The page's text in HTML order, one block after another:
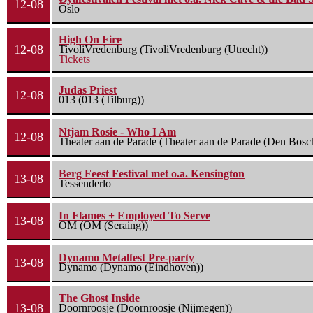
12-08
Oslo
12-08
High On Fire
TivoliVredenburg (TivoliVredenburg (Utrecht))
Tickets
12-08
Judas Priest
013 (013 (Tilburg))
12-08
Ntjam Rosie - Who I Am
Theater aan de Parade (Theater aan de Parade (Den
13-08
Berg Feest Festival met o.a. Kensington
Tessenderlo
13-08
In Flames + Employed To Serve
OM (OM (Seraing))
13-08
Dynamo Metalfest Pre-party
Dynamo (Dynamo (Eindhoven))
13-08
The Ghost Inside
Doornroosje (Doornroosje (Nijmegen))